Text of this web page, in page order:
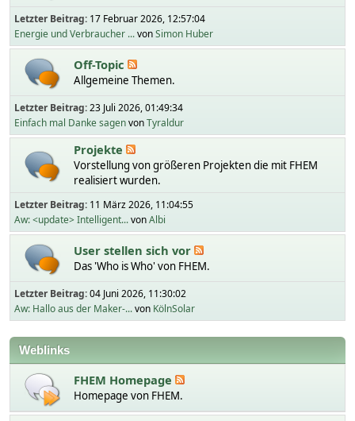
Letzter Beitrag: 17 Februar 2026, 12:57:04
Energie und Verbraucher ...vonSimon Huber
Off-Topic
Allgemeine Themen.
Letzter Beitrag:23 Juli 2026, 01:49:34
Einfach mal Danke sagenvonTyraldur
Projekte
Vorstellung von größeren Projekten die mit FHEM
realisiert wurden.
Letzter Beitrag: 11 März 2026, 11:04:55
Aw: <update> Intelligent...vonAlbi
User stellen sich vor
Das 'Who is Who' von FHEM.
Letzter Beitrag:04 Juni 2026, 11:30:02
Aw: Hallo aus der Maker-...von KölnSolar
Weblinks
FHEM Homepage
Homepage von FHEM.